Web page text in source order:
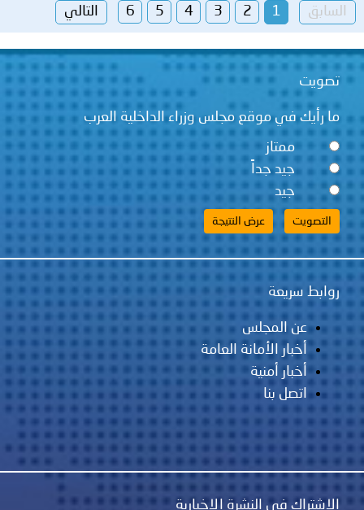
السابق 1
2
3
4
5
6 التالي
تصويت
ما رأيك في موقع مجلس وزراء الداخلية العرب
ممتاز
جيد جداً
جيد
روابط سريعة
عن المجلس
أخبار الأمانة العامة
أخبار أمنية
اتصل بنا
الاشتراك في النشرة الإخبارية